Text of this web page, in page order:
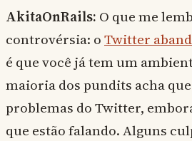
AkitaOnRails: O que me
controvérsia: oTwitter
é que você já tem um
maioria dos pundits acha que
problemas do Twitter,
que estão falando. Alguns